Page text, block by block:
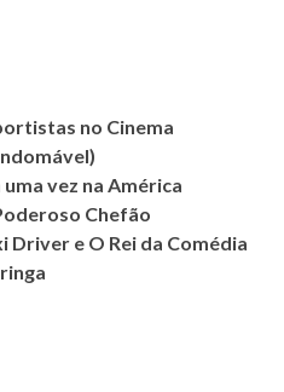
no Cinema
vez na América
Chefão
Driver e O Rei da Comédia